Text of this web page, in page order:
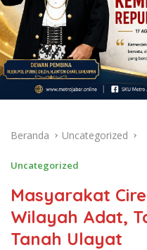
Beranda Uncategorized
Uncategorized
Masyarakat
Wilayah Adat,
Tanah Ulayat